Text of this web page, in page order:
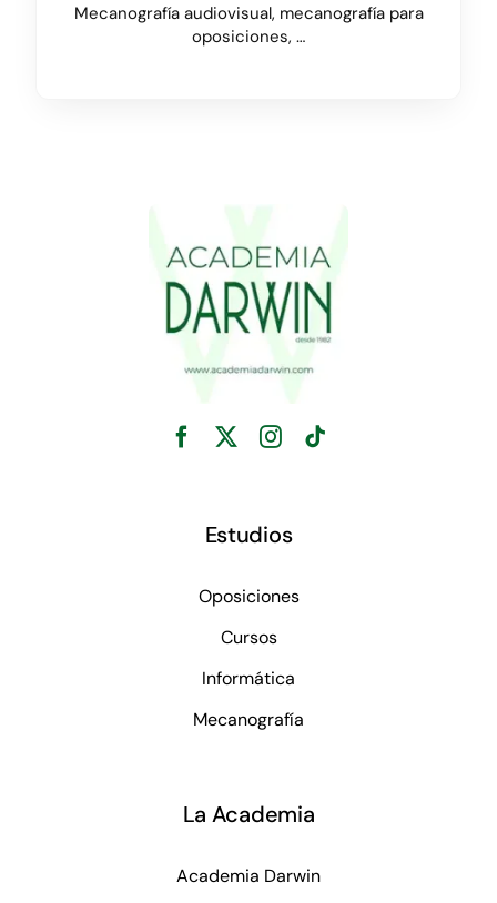
Mecanografía audiovisual, mecanografía para
oposiciones, …
Estudios
Oposiciones
Cursos
Informática
Mecanografía
La Academia
Academia Darwin